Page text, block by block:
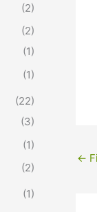
(2)
(2)
(1)
(1)
(22)
(3)
(1)
(2)
(1)
←